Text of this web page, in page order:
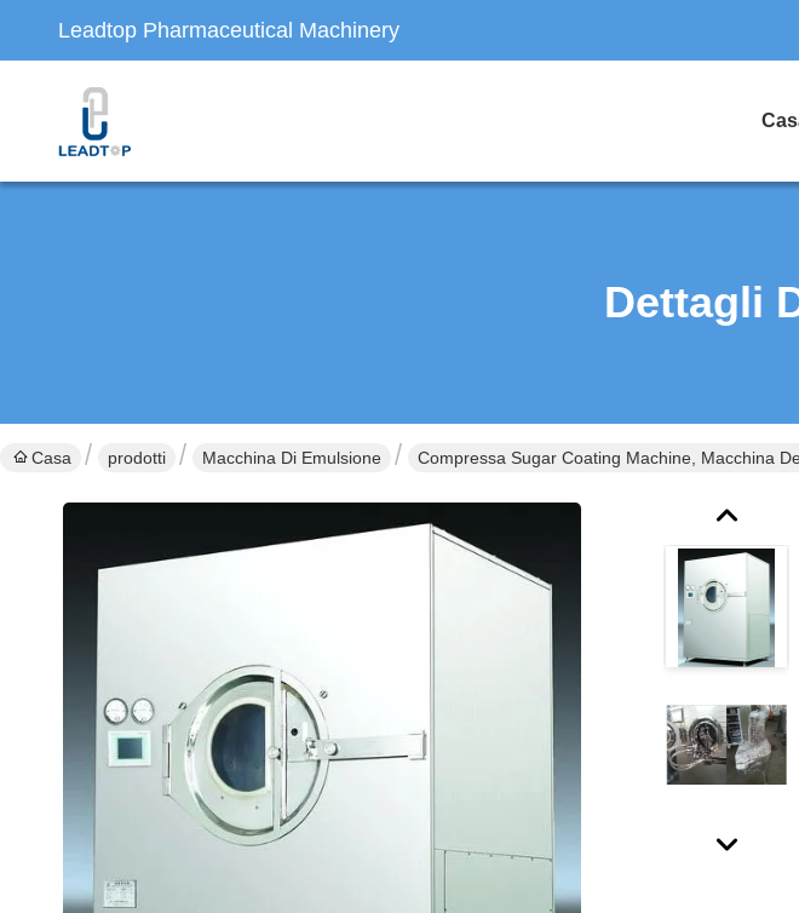
Leadtop Pharmaceutical Machinery
Dettagli
Casa prodotti Macchina Di Emulsione Compressa Sugar Coating Machine, Macchina